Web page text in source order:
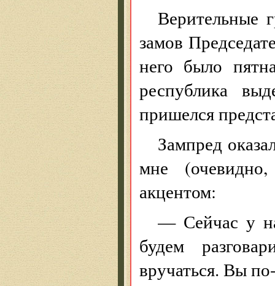
Верительные
замов
него было
республика
пришелся
Зампред
мне
акцентом:
— Сейчас у
будем
вручаться. Вы